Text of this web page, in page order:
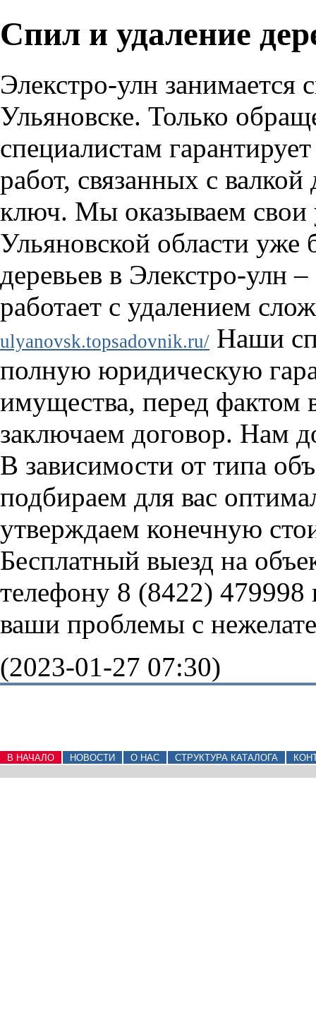
Спил и удаление
Элекстро-улн занимается
Ульяновске. Только
специалистам
работ, связанных с
ключ. Мы оказываем свои
Ульяновской области уже
деревьев в Элекстро-улн
работает с удалением
ulyanovsk.topsadovnik.ru/ Наши
полную юридическую
имущества, перед фактом
заключаем договор. Нам
В зависимости от типа
подбираем для вас
утверждаем конечную
Бесплатный выезд на
телефону 8 (8422)
ваши проблемы с
(2023-01-27 07:30)
В НАЧАЛО НОВОСТИ О НАС СТРУКТУРА КАТАЛОГА